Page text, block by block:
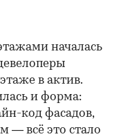
началась
в актив.
и форма:
код фасадов,
— всё это стало